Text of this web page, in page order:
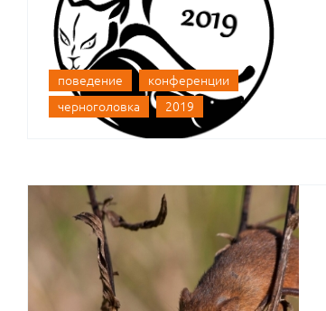
поведение
конференции
черноголовка
2019